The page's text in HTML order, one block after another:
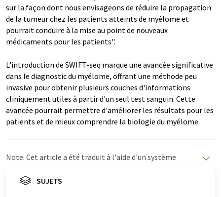
sur la façon dont nous envisageons de réduire la propagation
de la tumeur chez les patients atteints de myélome et
pourrait conduire à la mise au point de nouveaux
médicaments pour les patients".
L'introduction de SWIFT-seq marque une avancée significative
dans le diagnostic du myélome, offrant une méthode peu
invasive pour obtenir plusieurs couches d'informations
cliniquement utiles à partir d'un seul test sanguin. Cette
avancée pourrait permettre d'améliorer les résultats pour les
patients et de mieux comprendre la biologie du myélome.
Note: Cet article a été traduit à l'aide d'un système
propose ces traductions automatiques pour présenter
SUJETS